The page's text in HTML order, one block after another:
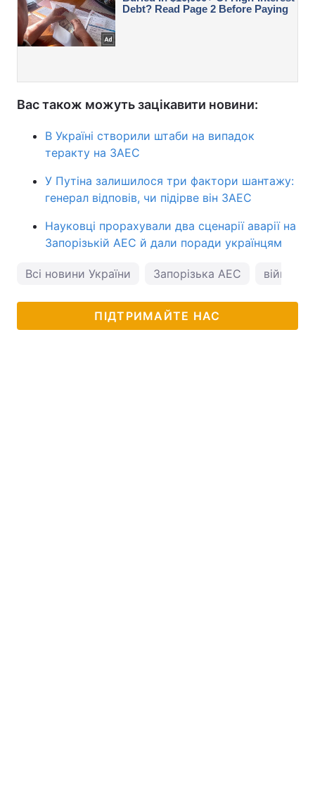
Вас також можуть зацікавити новини:
В Україні створили штаби на випадок
теракту на ЗАЕС
У Путіна залишилося три фактори шантажу:
генерал відповів, чи підірве він ЗАЕС
Науковці прорахували два сценарії аварії на
Запорізькій АЕС й дали поради українцям
Всі новини України Запорізька АЕС війна в
ПІДТРИМАЙТЕ НАС